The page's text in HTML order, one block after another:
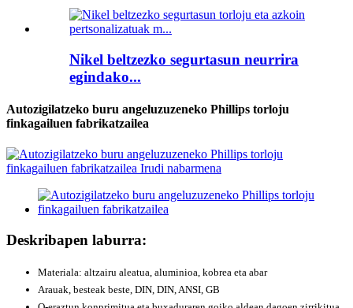
Nikel beltzezko segurtasun neurrira
egindako...
Autozigilatzeko buru angeluzuzeneko Phillips torloju
finkagailuen fabrikatzailea
Deskribapen laburra:
Materiala: altzairu aleatua, aluminioa, kobrea eta abar
Arauak, besteak beste, DIN, DIN, ANSI, GB